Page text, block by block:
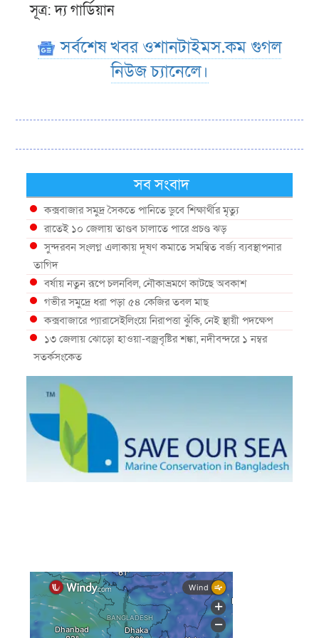
সূত্র: দ্য গার্ডিয়ান
সর্বশেষ খবর ওশানটাইমস.কম গুগল
নিউজ চ্যানেলে।
সব সংবাদ
কক্সবাজার সমুদ্র সৈকতে পানিতে ডুবে শিক্ষার্থীর মৃত্যু
রাতেই ১০ জেলায় তাণ্ডব চালাতে পারে প্রচণ্ড ঝড়
সুন্দরবন সংলগ্ন এলাকায় দূষণ কমাতে সমন্বিত বর্জ্য ব্যবস্থাপনার
তাগিদ
বর্ষায় নতুন রূপে চলনবিল, নৌকাভ্রমণে কাটছে অবকাশ
গভীর সমুদ্রে ধরা পড়া ৫৪ কেজির তবল মাছ
কক্সবাজারে প্যারাসেইলিংয়ে নিরাপত্তা ঝুঁকি, নেই স্থায়ী পদক্ষেপ
১৩ জেলায় ঝোড়ো হাওয়া-বজ্রবৃষ্টির শঙ্কা, নদীবন্দরে ১ নম্বর
সতর্কসংকেত
দেশের ৫ জেলায় বন্যার শঙ্কা
দেশের বিভিন্ন অঞ্চলে বজ্রবৃষ্টির আভাস, ঢাকার আকাশও মেঘলা
আগস্টে টানা বৃষ্টি ও বন্যার আভাস, সাগরে একাধিক লঘুচাপের
শঙ্কা